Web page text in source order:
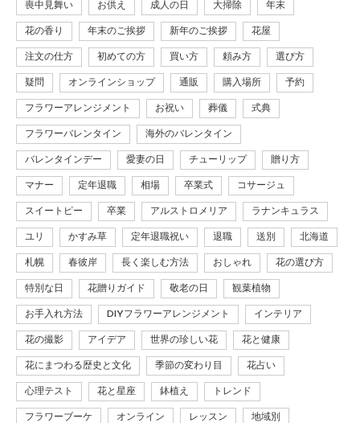
喪中見舞い お供え 成人の日 大掃除 年末
花の香り 年末のご挨拶 新年のご挨拶 花屋
注文の仕方 初めての方 買い方 頼み方 選び方
疑問 オンラインショップ 通販 購入場所 予約
フラワーアレンジメント お祝い 葬儀 式典
フラワーバレンタイン 海外のバレンタイン
バレンタインデー 愛妻の日 チューリップ 贈り方
マナー 定年退職 相場 卒業式 コサージュ
スイートピー 卒業 アルストロメリア ラナンキュラス
ユリ かすみ草 定年退職祝い 退職 送別 北海道
札幌 春彼岸 長く楽しむ方法 おしゃれ 花の選び方
特別な日 花贈りガイド 敬老の日 観葉植物
お手入れ方法 DIYフラワーアレンジメント インテリア
花の撮影 アイデア 世界の珍しい花 花と健康
花にまつわる歴史と文化 季節の変わり目 花占い
心理テスト 花と星座 鉢植え トレンド
フラワーブーケ オンライン レッスン 地域別